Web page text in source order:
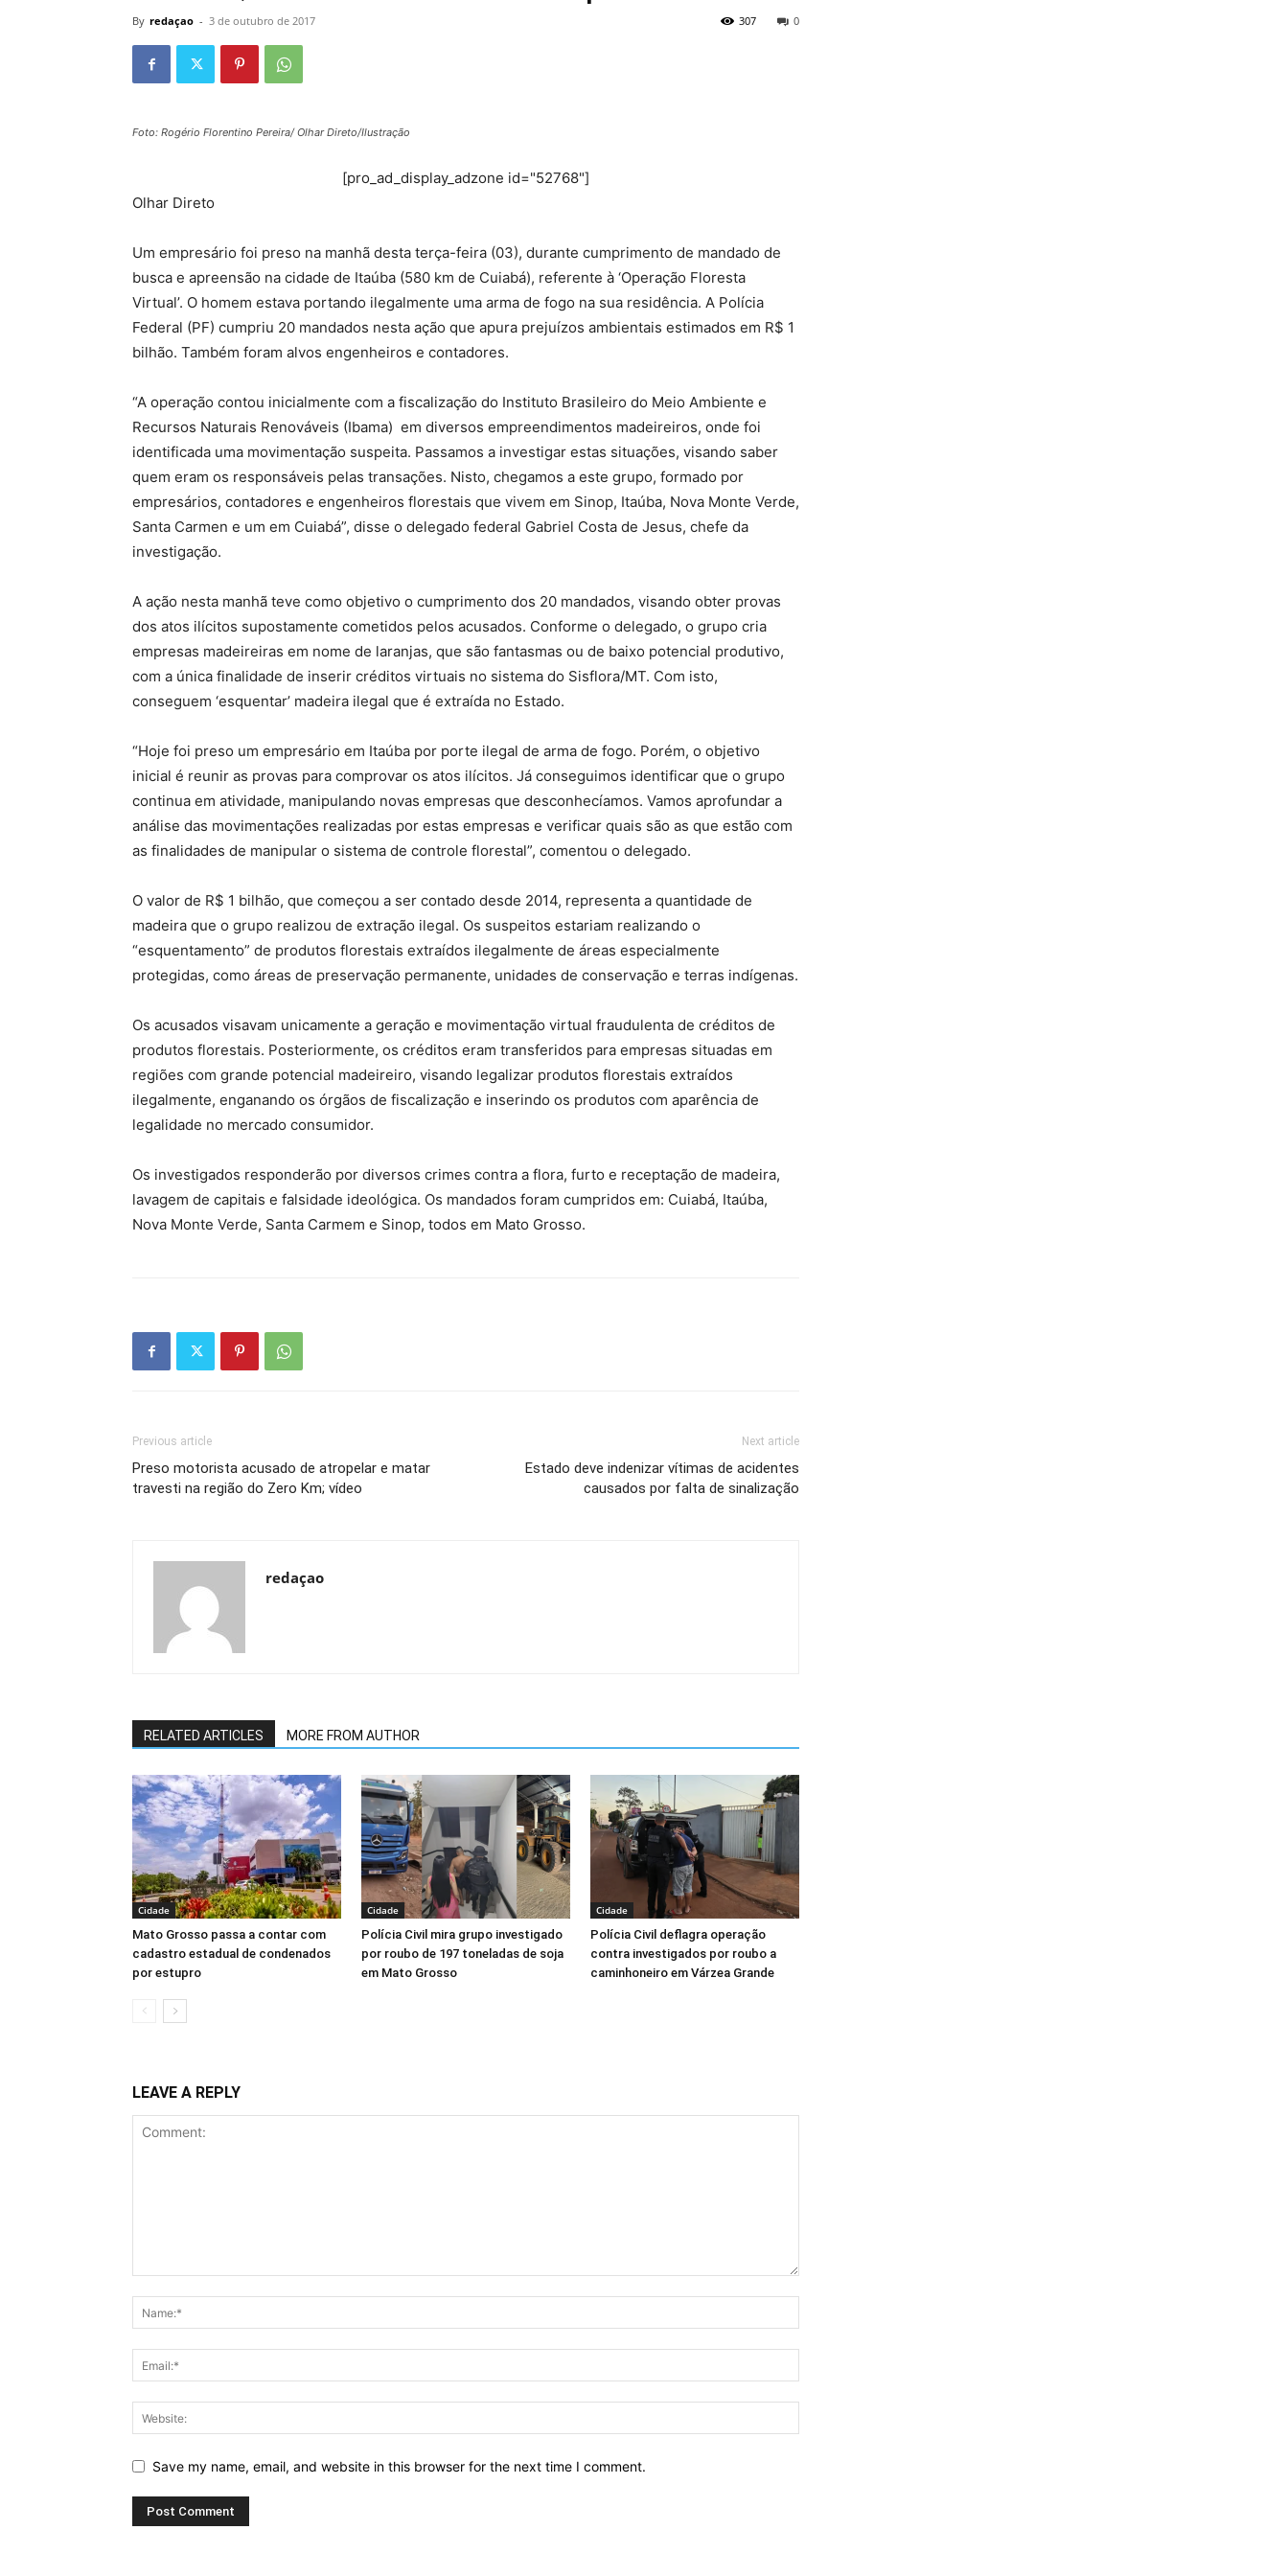
By redaçao - 3 de outubro de 2017 0
307
Foto: Rogério Florentino Pereira/ Olhar Direto/Ilustração
[pro_ad_display_adzone id="52768"]
Olhar Direto
Um empresário foi preso na manhã desta terça-feira (03), durante cumprimento de mandado de
busca e apreensão na cidade de Itaúba (580 km de Cuiabá), referente à ‘Operação Floresta
Virtual’. O homem estava portando ilegalmente uma arma de fogo na sua residência. A Polícia
Federal (PF) cumpriu 20 mandados nesta ação que apura prejuízos ambientais estimados em R$ 1
bilhão. Também foram alvos engenheiros e contadores.
“A operação contou inicialmente com a fiscalização do Instituto Brasileiro do Meio Ambiente e
Recursos Naturais Renováveis (Ibama) em diversos empreendimentos madeireiros, onde foi
identificada uma movimentação suspeita. Passamos a investigar estas situações, visando saber
quem eram os responsáveis pelas transações. Nisto, chegamos a este grupo, formado por
empresários, contadores e engenheiros florestais que vivem em Sinop, Itaúba, Nova Monte Verde,
Santa Carmen e um em Cuiabá”, disse o delegado federal Gabriel Costa de Jesus, chefe da
investigação.
A ação nesta manhã teve como objetivo o cumprimento dos 20 mandados, visando obter provas
dos atos ilícitos supostamente cometidos pelos acusados. Conforme o delegado, o grupo cria
empresas madeireiras em nome de laranjas, que são fantasmas ou de baixo potencial produtivo,
com a única finalidade de inserir créditos virtuais no sistema do Sisflora/MT. Com isto,
conseguem ‘esquentar’ madeira ilegal que é extraída no Estado.
“Hoje foi preso um empresário em Itaúba por porte ilegal de arma de fogo. Porém, o objetivo
inicial é reunir as provas para comprovar os atos ilícitos. Já conseguimos identificar que o grupo
continua em atividade, manipulando novas empresas que desconhecíamos. Vamos aprofundar a
análise das movimentações realizadas por estas empresas e verificar quais são as que estão com
as finalidades de manipular o sistema de controle florestal”, comentou o delegado.
O valor de R$ 1 bilhão, que começou a ser contado desde 2014, representa a quantidade de
madeira que o grupo realizou de extração ilegal. Os suspeitos estariam realizando o
“esquentamento” de produtos florestais extraídos ilegalmente de áreas especialmente
protegidas, como áreas de preservação permanente, unidades de conservação e terras indígenas.
Os acusados visavam unicamente a geração e movimentação virtual fraudulenta de créditos de
produtos florestais. Posteriormente, os créditos eram transferidos para empresas situadas em
regiões com grande potencial madeireiro, visando legalizar produtos florestais extraídos
ilegalmente, enganando os órgãos de fiscalização e inserindo os produtos com aparência de
legalidade no mercado consumidor.
Os investigados responderão por diversos crimes contra a flora, furto e receptação de madeira,
lavagem de capitais e falsidade ideológica. Os mandados foram cumpridos em: Cuiabá, Itaúba,
Nova Monte Verde, Santa Carmem e Sinop, todos em Mato Grosso.
Previous article
Preso motorista acusado de atropelar e matar
travesti na região do Zero Km; vídeo
Next article
Estado deve indenizar vítimas de acidentes
causados por falta de sinalização
redaçao
RELATED ARTICLES MORE FROM AUTHOR
Cidade
Mato Grosso passa a contar com
cadastro estadual de condenados
por estupro
Cidade
Polícia Civil mira grupo investigado
por roubo de 197 toneladas de soja
em Mato Grosso
Cidade
Polícia Civil deflagra operação
contra investigados por roubo a
caminhoneiro em Várzea Grande
LEAVE A REPLY
Save my name, email, and website in this browser for the next time I comment.